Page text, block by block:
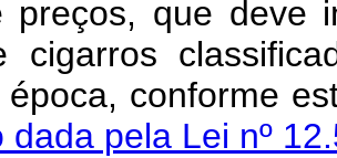
preços, que deve
cigarros
época, conforme
dada pela Lei nº